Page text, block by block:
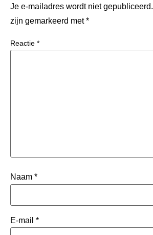
Je e-mailadres wordt niet gepubliceerd.
zijn gemarkeerd met*
Reactie *
Naam *
E-mail *